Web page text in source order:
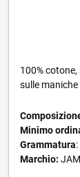
100%
sulle
Minimo
Grammatura
Marchio: